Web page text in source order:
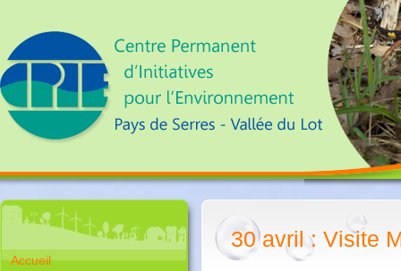
Accueil
30 avril : Visite